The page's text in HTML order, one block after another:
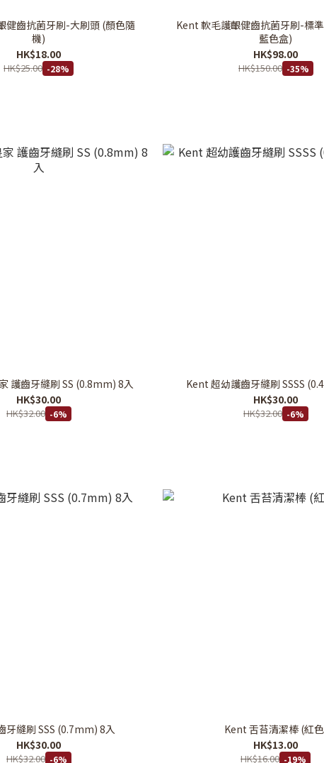
健齒抗菌牙刷-大刷頭 (顏色隨
機)
HK$18.00
HK$25.00 -28%
Kent 軟毛護齦健齒抗菌牙刷-標
藍色盒)
HK$98.00
HK$150.00 -35%
護齒牙縫刷 SS (0.8mm) 8入
HK$30.00
HK$32.00 -6%
Kent 超幼護齒牙縫刷 SSSS
HK$30.00
HK$32.00 -6%
牙縫刷 SSS (0.7mm) 8入
HK$30.00
HK$32.00 -6%
Kent 舌苔清潔棒 (紅
HK$13.00
HK$16.00 -19%